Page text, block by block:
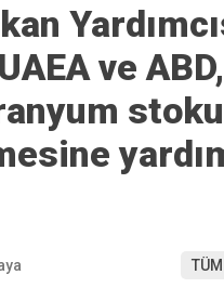
ve ABD,
TÜM